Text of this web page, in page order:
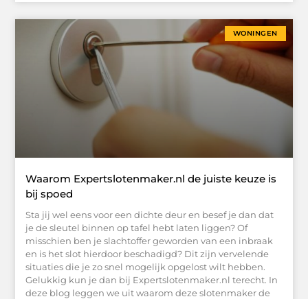
WONINGEN
Waarom Expertslotenmaker.nl de juiste keuze is
bij spoed
Sta jij wel eens voor een dichte deur en besef je dan dat
je de sleutel binnen op tafel hebt laten liggen? Of
misschien ben je slachtoffer geworden van een inbraak
en is het slot hierdoor beschadigd? Dit zijn vervelende
situaties die je zo snel mogelijk opgelost wilt hebben.
Gelukkig kun je dan bij Expertslotenmaker.nl terecht. In
deze blog leggen we uit waarom deze slotenmaker de